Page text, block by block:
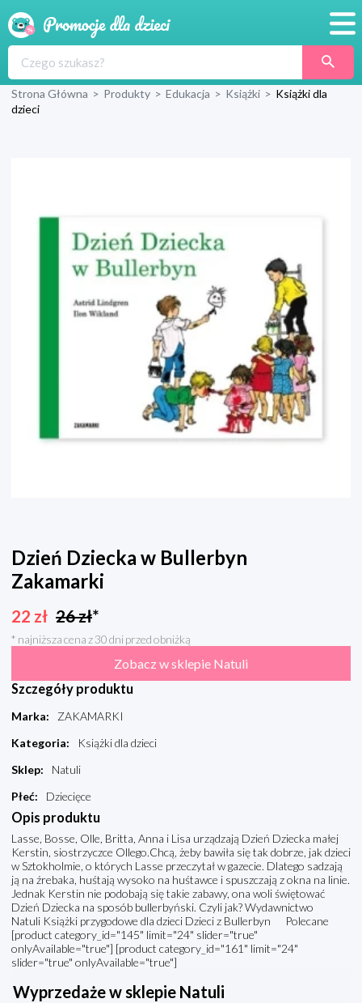
Produkty
Strona Główna > Produkty > Edukacja > Książki > Książki dla
dzieci
Dzień Dziecka w Bullerbyn
Zakamarki
22 zł 26zł*
* najniższa cena z 30 dni przed obniżką
Zobacz w sklepie Natuli
Szczegóły produktu
Marka:
ZAKAMARKI
Kategoria:
Książki dla dzieci
Sklep:
Natuli
Płeć: Dziecięce
Opis produktu
Lasse, Bosse, Olle, Britta, Anna i Lisa urządzają Dzień Dziecka małej
Kerstin, siostrzyczce Ollego.Chcą, żeby bawiła się tak dobrze, jak dzieci
w Sztokholmie, o których Lasse przeczytał w gazecie. Dlatego sadzają
ją na źrebaka, huśtają wysoko na huśtawce i spuszczają z okna na linie.
Jednak Kerstin nie podobają się takie zabawy, ona woli świętować
Dzień Dziecka na sposób bullerbyński. Czyli jak? Wydawnictwo
Natuli Książki przygodowe dla dzieci Dzieci z Bullerbyn Polecane
[product category_id="145" limit="24" slider="true"
onlyAvailable="true"] [product category_id="161" limit="24"
slider="true" onlyAvailable="true"]
Wyprzedaże w sklepie Natuli